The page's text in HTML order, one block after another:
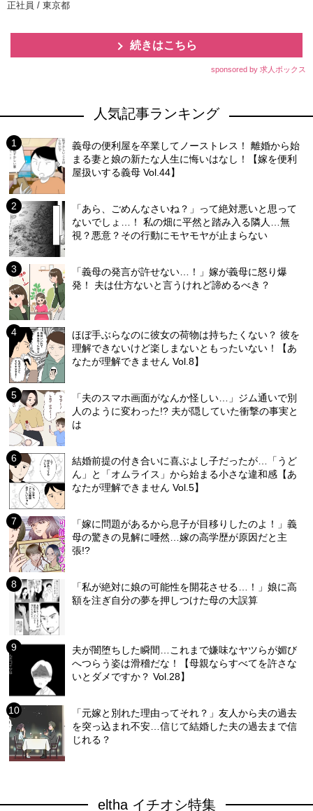
正社員 / 東京都
続きはこちら
sponsored by 求人ボックス
人気記事ランキング
義母の便利屋を卒業してノーストレス！ 離婚から始
まる妻と娘の新たな人生に悔いはなし！【嫁を便利
屋扱いする義母 Vol.44】
「あら、ごめんなさいね？」って絶対悪いと思って
ないでしょ…！ 私の畑に平然と踏み入る隣人…無
視？悪意？その行動にモヤモヤが止まらない
「義母の発言が許せない…！」嫁が義母に怒り爆
発！ 夫は仕方ないと言うけれど諦めるべき？
ほぼ手ぶらなのに彼女の荷物は持ちたくない？ 彼を
理解できないけど楽しまないともったいない！【あ
なたが理解できません Vol.8】
「夫のスマホ画面がなんか怪しい…」ジム通いで別
人のように変わった!? 夫が隠していた衝撃の事実と
は
結婚前提の付き合いに喜ぶよし子だったが…「うど
ん」と「オムライス」から始まる小さな違和感【あ
なたが理解できません Vol.5】
「嫁に問題があるから息子が目移りしたのよ！」義
母の驚きの見解に唖然…嫁の高学歴が原因だと主
張!?
「私が絶対に娘の可能性を開花させる…！」娘に高
額を注ぎ自分の夢を押しつけた母の大誤算
夫が闇堕ちした瞬間…これまで嫌味なヤツらが媚び
へつらう姿は滑稽だな！【母親ならすべてを許さな
いとダメですか？ Vol.28】
「元嫁と別れた理由ってそれ？」友人から夫の過去
を突っ込まれ不安…信じて結婚した夫の過去まで信
じれる？
eltha イチオシ特集